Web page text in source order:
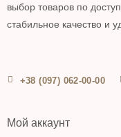
выбор товаров по
стабильное качество и
+38 (097) 062-00-00
Мой аккаунт